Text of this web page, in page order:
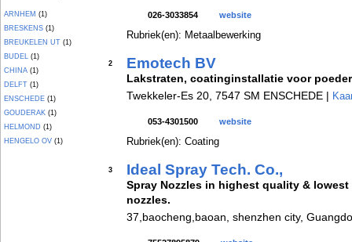
ARNHEM (1)
BRESKENS (1)
BREUKELEN UT (1)
BUDEL (1)
CHINA (1)
DELFT (1)
ENSCHEDE (1)
GOUDERAK (1)
HELMOND (1)
HENGELO OV (1)
026-3033854 website
Rubriek(en): Metaalbewerking
2 Emotech BV
Lakstraten, coatinginstallatie voor
Twekkeler-Es 20, 7547 SM ENSCHEDE |
053-4301500 website
Rubriek(en): Coating
3 Ideal Spray Tech. Co.,
Spray Nozzles in highest quality &
nozzles.
37,baocheng,baoan, shenzhen city,